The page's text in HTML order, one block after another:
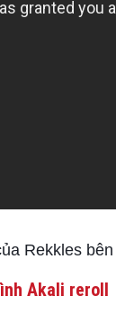
Rekkles bên
Akali reroll